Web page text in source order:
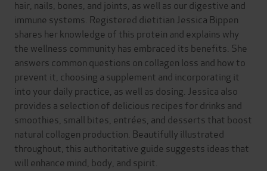
hair, nails, bones, and joints, as well as our digestive and
immune systems. Registered dietitian Jessica Bippen
shares her knowledge of this protein and explains why
the wellness community has embraced its benefits. She
answers common questions on collagen loss and how to
prevent it, choosing a supplement and incorporating it
into your daily practice, as well as dosing. Jessica also
provides a selection of delicious recipes for drinks and
smoothies, small bites, entrées, and desserts that boost
natural collagen production. Beautifully illustrated
throughout, this authoritative guide suggests ideas that
will enhance mind, body, and spirit.